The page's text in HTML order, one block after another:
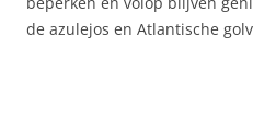
de azulejos en Atlantische